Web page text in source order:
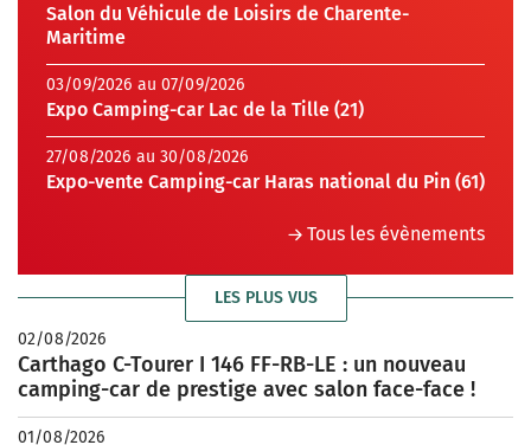
Salon du Véhicule de Loisirs de Charente-
Maritime
03/09/2026 au 07/09/2026
Expo Camping-car Lac de la Tille (21)
27/08/2026 au 30/08/2026
Expo-vente Camping-car Haras national du Pin (61)
Tous les évènements
LES PLUS VUS
02/08/2026
Carthago C-Tourer I 146 FF-RB-LE : un nouveau
camping-car de prestige avec salon face-face !
01/08/2026